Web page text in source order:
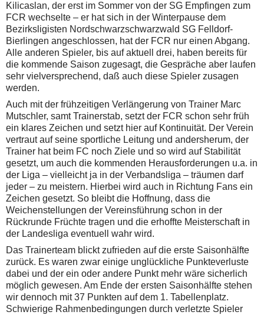
Kilicaslan, der erst im Sommer von der SG Empfingen zum
FCR wechselte – er hat sich in der Winterpause dem
Bezirksligisten Nordschwarzschwarzwald SG Felldorf-
Bierlingen angeschlossen, hat der FCR nur einen Abgang.
Alle anderen Spieler, bis auf aktuell drei, haben bereits für
die kommende Saison zugesagt, die Gespräche aber laufen
sehr vielversprechend, daß auch diese Spieler zusagen
werden.
Auch mit der frühzeitigen Verlängerung von Trainer Marc
Mutschler, samt Trainerstab, setzt der FCR schon sehr früh
ein klares Zeichen und setzt hier auf Kontinuität. Der Verein
vertraut auf seine sportliche Leitung und andersherum, der
Trainer hat beim FC noch Ziele und so wird auf Stabilität
gesetzt, um auch die kommenden Herausforderungen u.a. in
der Liga – vielleicht ja in der Verbandsliga – träumen darf
jeder – zu meistern. Hierbei wird auch in Richtung Fans ein
Zeichen gesetzt. So bleibt die Hoffnung, dass die
Weichenstellungen der Vereinsführung schon in der
Rückrunde Früchte tragen und die erhoffte Meisterschaft in
der Landesliga eventuell wahr wird.
Das Trainerteam blickt zufrieden auf die erste Saisonhälfte
zurück. Es waren zwar einige unglückliche Punkteverluste
dabei und der ein oder andere Punkt mehr wäre sicherlich
möglich gewesen. Am Ende der ersten Saisonhälfte stehen
wir dennoch mit 37 Punkten auf dem 1. Tabellenplatz.
Schwierige Rahmenbedingungen durch verletzte Spieler